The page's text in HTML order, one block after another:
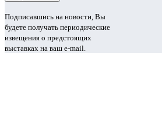
Подписавшись на новости, Вы
будете получать периодические
извещения о предстоящих
выставках на ваш e-mail.